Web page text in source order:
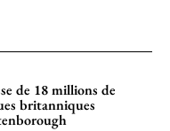
de 18 millions de
britanniques